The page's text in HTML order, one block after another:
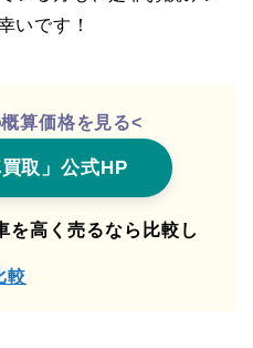
いです！
算価格を見る<
買取」公式HP
を高く売るなら比較し
較